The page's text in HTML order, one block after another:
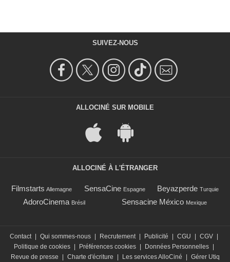
SUIVEZ-NOUS
ALLOCINÉ SUR MOBILE
ALLOCINÉ À L'ÉTRANGER
Filmstarts Allemagne SensaCine Espagne Beyazperde Turquie
AdoroCinema Brésil Sensacine México Mexique
Contact Qui sommes-nous Recrutement Publicité CGU CGV
Politique de cookies
Préférences cookies Données Personnelles
Revue de presse
Charte d'écriture Les services AlloCiné Gérer Utiq